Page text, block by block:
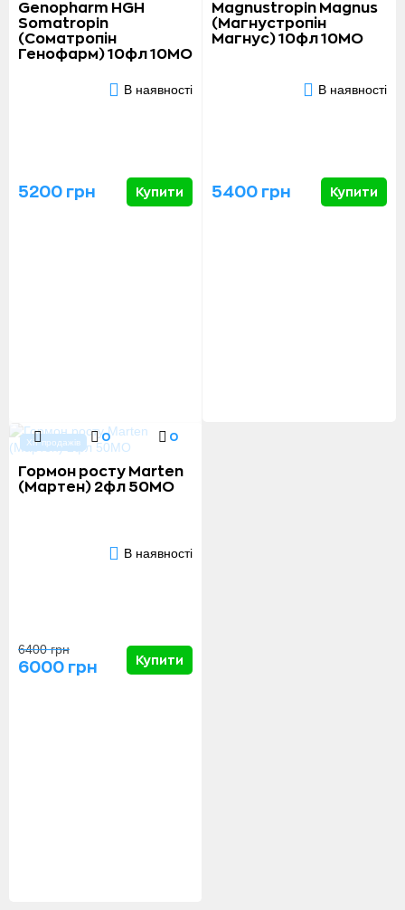
Genopharm HGH
Somatropin
(Соматропін
Генофарм) 10фл 10MО
В наявності
5200 грн Купити
Magnustropin Magnus
(Магнустропін
Магнус) 10фл 10MО
В наявності
5400 грн Купити
Хіт продажів 0 0
Гормон росту Marten
(Мартен) 2фл 50МО
В наявності
6400 грн
6000 грн Купити